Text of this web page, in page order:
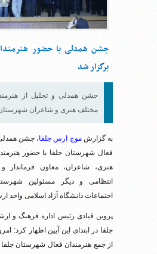
جشن همدلی با حضور
برگزار شد
جشن همدلی و تجلیل از
مختلف هنری و شاعران شهرستان
به گزارشموج ارس جلفا، جشن
فعال شهرستان جلفا با حضور
هنری، شاعران، معاون فرماندار
انتظامی و دیگر مسئولین
اجتماعات دانشگاه آزاد اسلامی واحد
پروین قبادی رئیس اداره فرهنگ و
جلفا در ابتدای این آیین اظهار کرد:
از جمع هنرمندان فعال شهرستان